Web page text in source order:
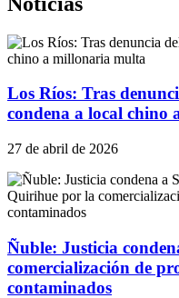
Los Ríos: Tras
condena a local
27 de abril de 2026
Ñuble: Justicia
comercialización de
contaminados